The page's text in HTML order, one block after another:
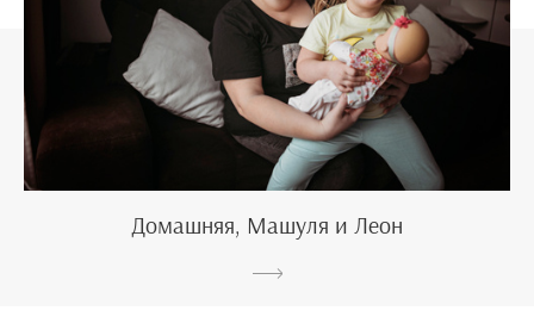
Домашняя, Машуля и Леон